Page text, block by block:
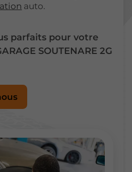
auto.
parfaits pour votre
SOUTENARE 2G